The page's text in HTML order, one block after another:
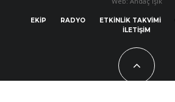
EKIP RADYO ETKINLIK TAKVIMI
İLETIŞIM